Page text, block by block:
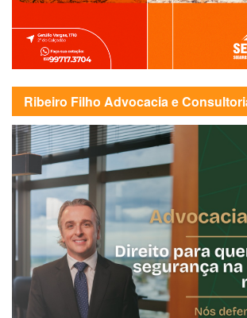
Ribeiro Filho Advocacia e